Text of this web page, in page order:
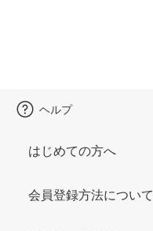
ヘルプ
はじめての方へ
会員登録方法について